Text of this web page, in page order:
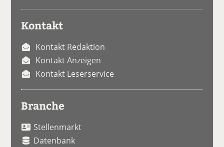
Kontakt
Kontakt Redaktion
Kontakt Anzeigen
Kontakt Leserservice
Branche
Stellenmarkt
Datenbank